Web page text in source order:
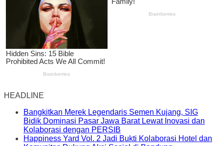
HEADLINE
Bangkitkan Merek Legendaris Semen Kujang, SIG
Bidik Dominasi Pasar Jawa Barat Lewat Inovasi dan
Kolaborasi dengan PERSIB
Happiness Yard Vol. 2 Jadi Bukti Kolaborasi Hotel dan